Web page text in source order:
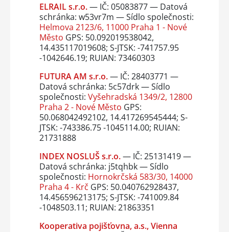
ELRAIL s.r.o.— IČ: 05083877 — Datová
schránka: w53vr7m — Sídlo společnosti:
Helmova 2123/6, 11000 Praha 1 - Nové
Město GPS: 50.092019538042,
14.435117019608; S-JTSK: -741757.95
-1042646.19; RUIAN: 73460303
FUTURA AM s.r.o.— IČ: 28403771 —
Datová schránka: 5c57drk — Sídlo
společnosti: Vyšehradská 1349/2, 12800
Praha 2 - Nové Město GPS:
50.068042492102, 14.417269545444; S-
JTSK: -743386.75 -1045114.00; RUIAN:
21731888
INDEX NOSLUŠ s.r.o.— IČ: 25131419 —
Datová schránka: j5tqhbk — Sídlo
společnosti: Hornokrčská 583/30, 14000
Praha 4 - Krč GPS: 50.040762928437,
14.456596213175; S-JTSK: -741009.84
-1048503.11; RUIAN: 21863351
Kooperativa pojišťovna, a.s., Vienna